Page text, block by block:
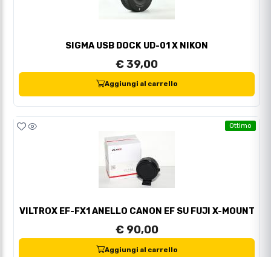
SIGMA USB DOCK UD-01 X NIKON
€ 39,00
Aggiungi al carrello
Ottimo
VILTROX EF-FX1 ANELLO CANON EF SU FUJI X-MOUNT
€ 90,00
Aggiungi al carrello